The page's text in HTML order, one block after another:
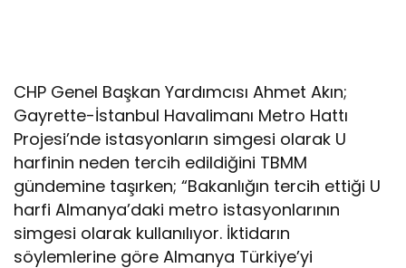
CHP Genel Başkan Yardımcısı Ahmet Akın;
Gayrette-İstanbul Havalimanı Metro Hattı
Projesi’nde istasyonların simgesi olarak U
harfinin neden tercih edildiğini TBMM
gündemine taşırken; “Bakanlığın tercih ettiği U
harfi Almanya’daki metro istasyonlarının
simgesi olarak kullanılıyor. İktidarın
söylemlerine göre Almanya Türkiye’yi